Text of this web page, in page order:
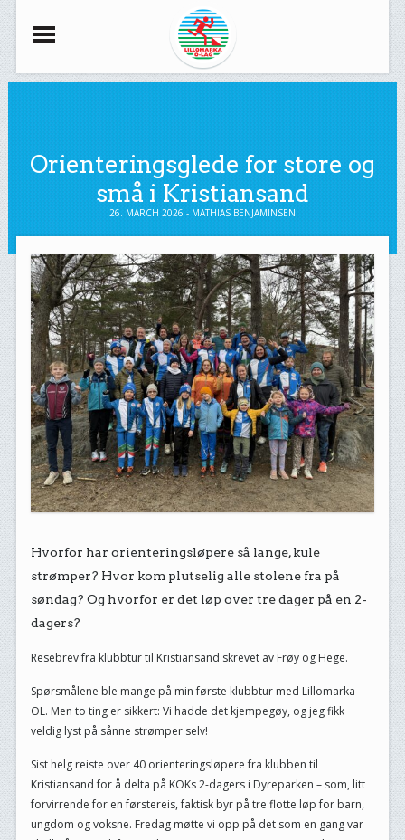
Orienteringsglede for store og
små i Kristiansand
26. MARCH 2026 - MATHIAS BENJAMINSEN
Hvorfor har orienteringsløpere så lange, kule
strømper? Hvor kom plutselig alle stolene fra på
søndag? Og hvorfor er det løp over tre dager på en 2-
dagers?
Resebrev fra klubbtur til Kristiansand skrevet av Frøy og Hege.
Spørsmålene ble mange på min første klubbtur med Lillomarka
OL. Men to ting er sikkert: Vi hadde det kjempegøy, og jeg fikk
veldig lyst på sånne strømper selv!
Sist helg reiste over 40 orienteringsløpere fra klubben til
Kristiansand for å delta på KOKs 2-dagers i Dyreparken – som, litt
forvirrende for en førstereis, faktisk byr på tre flotte løp for barn,
ungdom og voksne. Fredag møtte vi opp på det som en gang var